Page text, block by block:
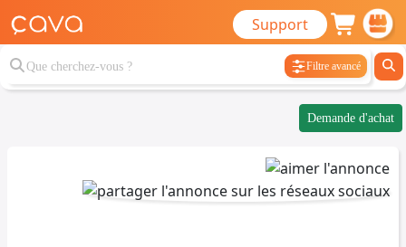
Support
Filtre avancé
Demande d'achat